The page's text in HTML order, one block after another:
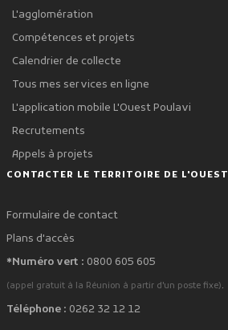
L'agglomération
Compétences et projets
Calendrier de collecte
Tous mes services en ligne
L'application mobile L'Ouest Poulavi
Recrutements
Appels à projets
CONTACTER LE TERRITOIRE DE L'OUEST
Formulaire de contact
Plans d'accès
*Numéro vert : 0800 605 605
(appel gratuit à la Réunion à partir d'un poste fixe).
Téléphone : 0262 32 12 12